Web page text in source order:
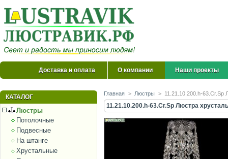
Доставка и оплата О компании Наши проекты
КАТАЛОГ
Люстры
Потолочные
Подвесные
На штанге
Хрустальные
Главная > Люстры > 11.21.10.200.h-63.Cr.Sp
11.21.10.200.h-63.Cr.Sp Люстра